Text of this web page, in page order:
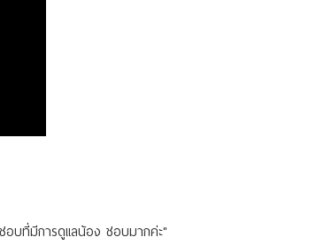
อบที่มีการดูแลน้อง ชอบมากค่ะ"